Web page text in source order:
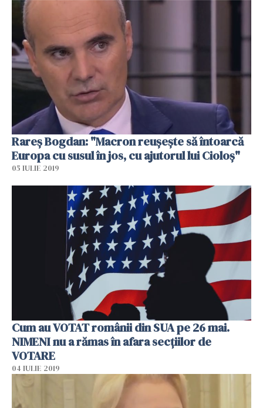
Rareş Bogdan: "Macron reuşeşte să întoarcă
Europa cu susul în jos, cu ajutorul lui Cioloş"
05 IULIE 2019
Cum au VOTAT românii din SUA pe 26 mai.
NIMENI nu a rămas în afara secţiilor de
VOTARE
04 IULIE 2019